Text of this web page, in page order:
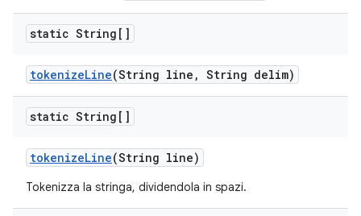
static String[]
tokenizeLine(String line , String delim)
static String[]
tokenizeLine(String line)
Tokenizza la stringa, dividendola in spazi.